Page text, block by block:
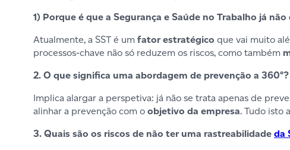
1) Porque é que a Segurança e Saúde no Trabalho já
Atualmente, a SST é um fator estratégico que vai muito
processos-chave não só reduzem os riscos, como também
2. O que significa uma abordagem de prevenção a 360°?
Implica alargar a perspetiva: já não se trata apenas de
alinhar a prevenção com o objetivo da empresa. Tudo isto
3. Quais são os riscos de não ter uma rastreabilidade da